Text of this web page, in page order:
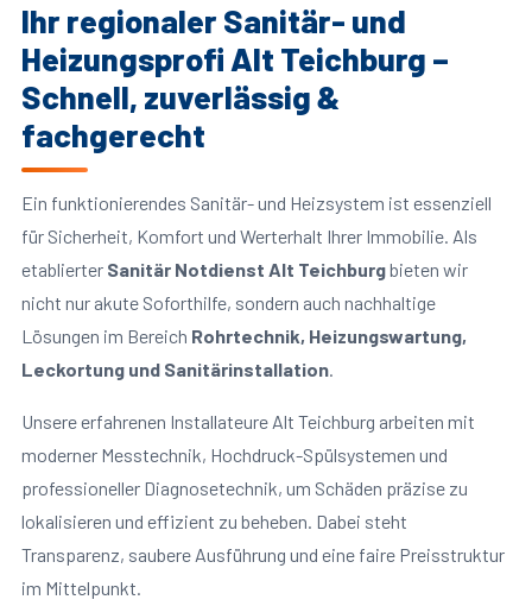
Ihr regionaler Sanitär- und
Heizungsprofi Alt Teichburg –
Schnell, zuverlässig &
fachgerecht
Ein funktionierendes Sanitär- und Heizsystem ist essenziell
für Sicherheit, Komfort und Werterhalt Ihrer Immobilie. Als
etablierter Sanitär Notdienst Alt Teichburgbieten wir
nicht nur akute Soforthilfe, sondern auch nachhaltige
Lösungen im Bereich Rohrtechnik, Heizungswartung,
Leckortung und Sanitärinstallation.
Unsere erfahrenen Installateure Alt Teichburg arbeiten mit
moderner Messtechnik, Hochdruck-Spülsystemen und
professioneller Diagnosetechnik, um Schäden präzise zu
lokalisieren und effizient zu beheben. Dabei steht
Transparenz, saubere Ausführung und eine faire Preisstruktur
im Mittelpunkt.